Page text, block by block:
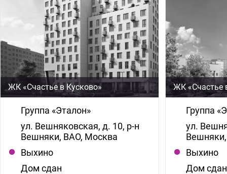
ЖК «Счастье в Кусково»
Группа «Эталон»
ул. Вешняковская, д. 10, р-н
Вешняки, ВАО, Москва
Выхино
Дом сдан
ЖК «Счастье
Группа
ул.
Выхино
Дом сдан